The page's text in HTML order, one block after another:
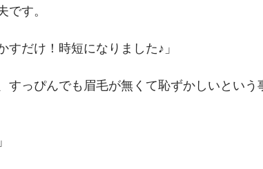
です。
すだけ！時短になりました♪」
すっぴんでも眉毛が無くて恥ずかしいという